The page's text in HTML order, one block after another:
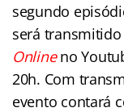
segundo
será
Online no
20h. Com
evento contará